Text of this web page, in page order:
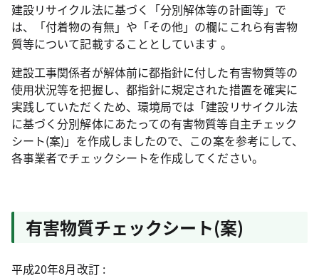
建設リサイクル法に基づく「分別解体等の計画等」で
は、「付着物の有無」や「その他」の欄にこれら有害物
質等について記載することとしています 。
建設工事関係者が解体前に都指針に付した有害物質等の
使用状況等を把握し、都指針に規定された措置を確実に
実践していただくため、環境局では「建設リサイクル法
に基づく分別解体にあたっての有害物質等自主チェック
シート(案)」を作成しましたので、この案を参考にして、
各事業者でチェックシートを作成してください。
有害物質チェックシート(案)
平成20年8月改訂 :